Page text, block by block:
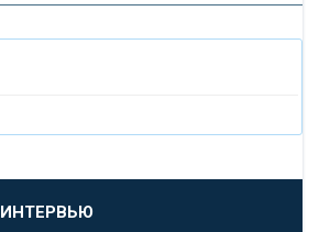
«ПРОМСВЯЗЬБАНК»
ИНТЕРВЬЮ